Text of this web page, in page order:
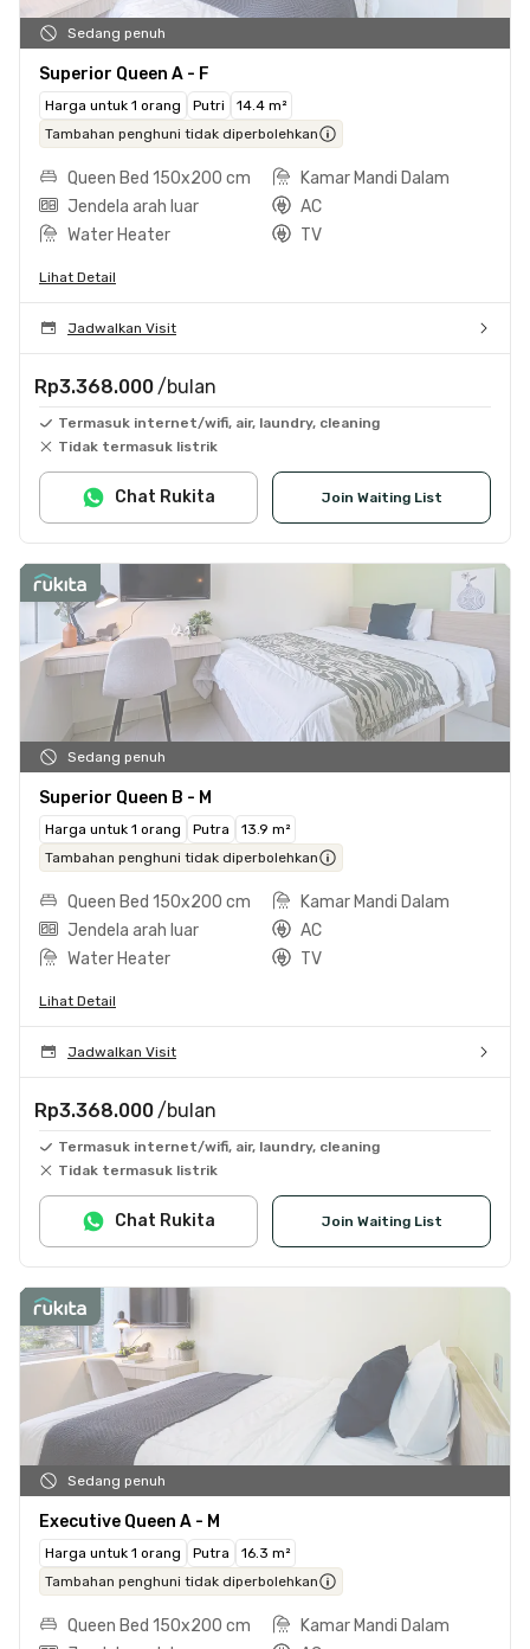
Sedang penuh
Superior Queen A - F
Harga untuk 1 orang Putri
14.4 m²
Tambahan penghuni tidak diperbolehkan
Queen Bed 150x200 cm
Kamar Mandi Dalam
Jendela arah luar
AC
Water Heater
TV
Lihat Detail
Jadwalkan Visit
Rp3.368.000 /bulan
Termasuk internet/wifi, air, laundry, cleaning
Tidak termasuk listrik
Join Waiting List
Chat Rukita
Sedang penuh
Superior Queen B - M
Harga untuk 1 orang Putra
13.9 m²
Tambahan penghuni tidak diperbolehkan
Queen Bed 150x200 cm
Kamar Mandi Dalam
Jendela arah luar
AC
Water Heater
TV
Lihat Detail
Jadwalkan Visit
Rp3.368.000 /bulan
Termasuk internet/wifi, air, laundry, cleaning
Tidak termasuk listrik
Join Waiting List
Chat Rukita
Sedang penuh
Executive Queen A - M
Harga untuk 1 orang Putra
16.3 m²
Tambahan penghuni tidak diperbolehkan
Queen Bed 150x200 cm
Kamar Mandi Dalam